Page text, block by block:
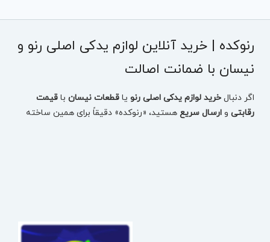
رنوکده | خرید آنلاین لوازم یدکی اصلی رنو و
نیسان با ضمانت اصالت
اگر دنبالخرید لوازم یدکی اصلی رنو یاقطعات نیسان باقیمت
رقابتی وارسال سریع هستید، «رنوکده» دقیقاً برای همین ساخته
خرید لوازم یدکی رنو بر اساس مدل خودرو (سریع و دقیق)